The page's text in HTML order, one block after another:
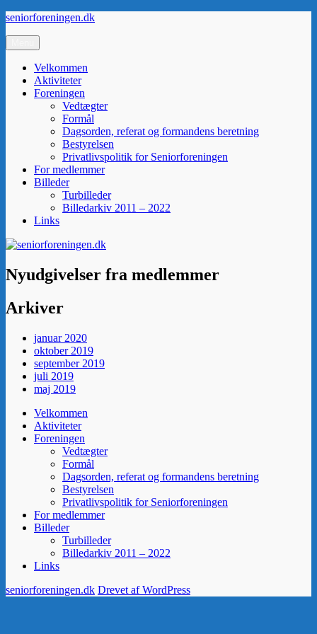
Videre
seniorforeningen.dk
Velkommen
Aktiviteter
Foreningen
Vedtægter
Formål
Dagsorden, referat og formandens beretning
Bestyrelsen
Privatlivspolitik for Seniorforeningen
For medlemmer
Billeder
Turbilleder
Billedarkiv 2011 – 2022
Links
Nyudgivelser fra medlemmer
Arkiver
januar 2020
oktober 2019
september 2019
juli 2019
maj 2019
Velkommen
Aktiviteter
Foreningen
Vedtægter
Formål
Dagsorden, referat og formandens beretning
Bestyrelsen
Privatlivspolitik for Seniorforeningen
For medlemmer
Billeder
Turbilleder
Billedarkiv 2011 – 2022
Links
seniorforeningen.dk Drevet af WordPress